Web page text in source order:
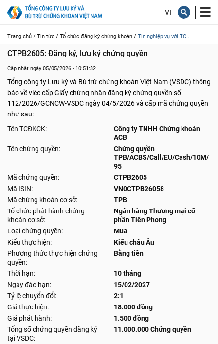
Trang chủ / Tin tức / Tổ chức đăng ký chứng khoán / Tin nghiệp vụ với TC...
CTPB2605: Đăng ký, lưu ký chứng quyền
Cập nhật ngày 05/05/2026 - 10:51:32
Tổng công ty Lưu ký và Bù trừ chứng khoán Việt Nam (VSDC) thông
báo về việc cấp Giấy chứng nhận đăng ký chứng quyền số
112/2026/GCNCW-VSDC ngày 04/5/2026 và cấp mã chứng quyền
như sau:
Tên TCĐKCK:
Công ty TNHH Chứng khoán
ACB
Tên chứng quyền:
Chứng quyền
TPB/ACBS/Call/EU/Cash/10M/
95
Mã chứng quyền:
CTPB2605
Mã ISIN:
VN0CTPB26058
Mã chứng khoán cơ sở:
TPB
Tổ chức phát hành chứng
khoán cơ sở:
Ngân hàng Thương mại cổ
phần Tiên Phong
Loại chứng quyền:
Mua
Kiểu thực hiện:
Kiểu châu Âu
Phương thức thực hiện chứng
quyền:
Bằng tiền
Thời hạn:
10 tháng
Ngày đáo hạn:
15/02/2027
Tỷ lệ chuyển đổi:
2:1
Giá thực hiện:
18.000 đồng
Giá phát hành:
1.500 đồng
Tổng số chứng quyền đăng ký
tại VSDC:
11.000.000 Chứng quyền